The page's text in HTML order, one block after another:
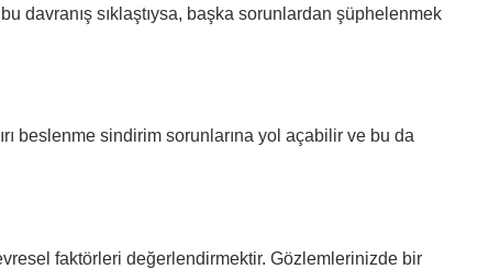
davranış sıklaştıysa, başka sorunlardan şüphelenmek
beslenme sindirim sorunlarına yol açabilir ve bu da
faktörleri değerlendirmektir. Gözlemlerinizde bir